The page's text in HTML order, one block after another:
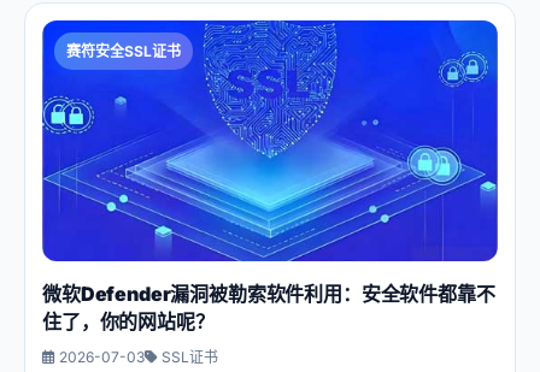
赛符安全SSL证书
微软Defender漏洞被勒索软件利用：安全软件都靠不
住了，你的网站呢？
2026-07-03 SSL证书